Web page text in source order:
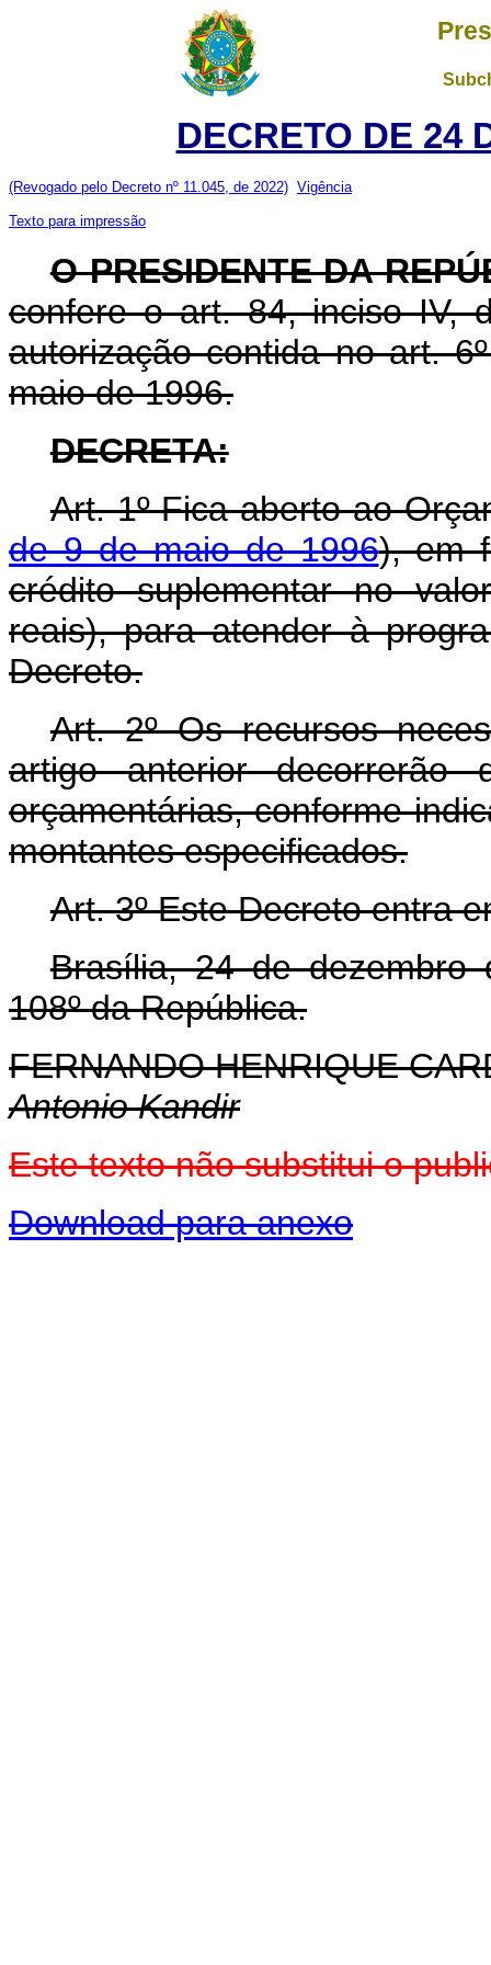
DECRETO DE 24
(Revogado pelo Decreto nº 11.045, de 2022) Vigência
Texto para impressão
O PRESIDENTE DA
confere o art. 84, inciso IV,
autorização contida no art.
maio de 1996.
DECRETA:
Art. 1º Fica aberto ao
de 9 de maio de 1996), em
crédito suplementar no
reais), para atender à
Decreto.
Art. 2º Os recursos
artigo anterior decorrerão
orçamentárias, conforme
montantes especificados.
Art. 3º Este Decreto entra
Brasília, 24 de dezembro
108º da República.
FERNANDO HENRIQUE
Antonio Kandir
Este texto não substitui o
Download para anexo